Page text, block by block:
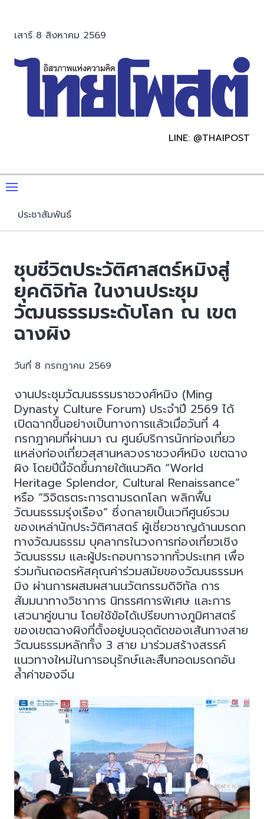
เสาร์ 8 สิงหาคม 2569
LINE: @THAIPOST
ประชาสัมพันธ์
ชุบชีวิตประวัติศาสตร์หมิงสู่
ยุคดิจิทัล ในงานประชุม
วัฒนธรรมระดับโลก ณ เขต
ฉางผิง
วันที่ 8 กรกฎาคม 2569
งานประชุมวัฒนธรรมราชวงศ์หมิง (Ming
Dynasty Culture Forum) ประจำปี 2569 ได้
เปิดฉากขึ้นอย่างเป็นทางการแล้วเมื่อวันที่ 4
กรกฎาคมที่ผ่านมา ณ ศูนย์บริการนักท่องเที่ยว
แหล่งท่องเที่ยวสุสานหลวงราชวงศ์หมิง เขตฉาง
ผิง โดยปีนี้จัดขึ้นภายใต้แนวคิด “World
Heritage Splendor, Cultural Renaissance”
หรือ “วิจิตรตระการตามรดกโลก พลิกฟื้น
วัฒนธรรมรุ่งเรือง” ซึ่งกลายเป็นเวทีศูนย์รวม
ของเหล่านักประวัติศาสตร์ ผู้เชี่ยวชาญด้านมรดก
ทางวัฒนธรรม บุคลากรในวงการท่องเที่ยวเชิง
วัฒนธรรม และผู้ประกอบการจากทั่วประเทศ เพื่อ
ร่วมกันถอดรหัสคุณค่าร่วมสมัยของวัฒนธรรมห
มิง ผ่านการผสมผสานนวัตกรรมดิจิทัล การ
สัมมนาทางวิชาการ นิทรรศการพิเศษ และการ
เสวนาคู่ขนาน โดยใช้ข้อได้เปรียบทางภูมิศาสตร์
ของเขตฉางผิงที่ตั้งอยู่บนจุดตัดของเส้นทางสาย
วัฒนธรรมหลักทั้ง 3 สาย มาร่วมสร้างสรรค์
แนวทางใหม่ในการอนุรักษ์และสืบทอดมรดกอัน
ล้ำค่าของจีน